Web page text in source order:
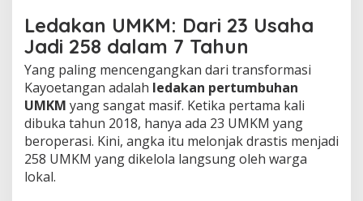
Ledakan UMKM: Dari 23 Usaha
Jadi 258 dalam 7 Tahun
Yang paling mencengangkan dari transformasi
Kayoetangan adalah ledakan pertumbuhan
UMKM yang sangat masif. Ketika pertama kali
dibuka tahun 2018, hanya ada 23 UMKM yang
beroperasi. Kini, angka itu melonjak drastis menjadi
258 UMKM yang dikelola langsung oleh warga
lokal.